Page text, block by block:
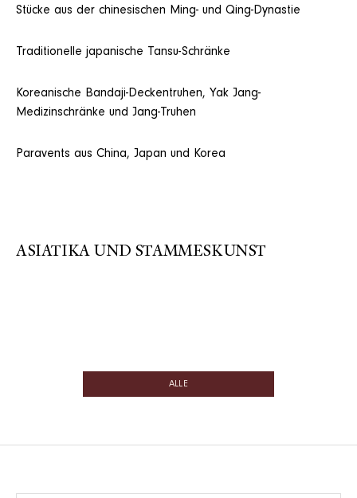
Stücke aus der chinesischen Ming- und Qing-Dynastie
Traditionelle japanische Tansu-Schränke
Koreanische Bandaji-Deckentruhen, Yak Jang-
Medizinschränke und Jang-Truhen
Paravents aus China, Japan und Korea
ASIATIKA UND STAMMESKUNST
ALLE